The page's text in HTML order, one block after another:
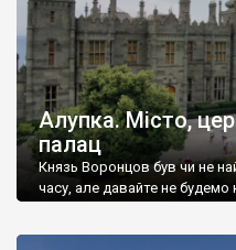
Алупка. Місто,
палац
Князь Воронцов був чи не
часу, але давайте не